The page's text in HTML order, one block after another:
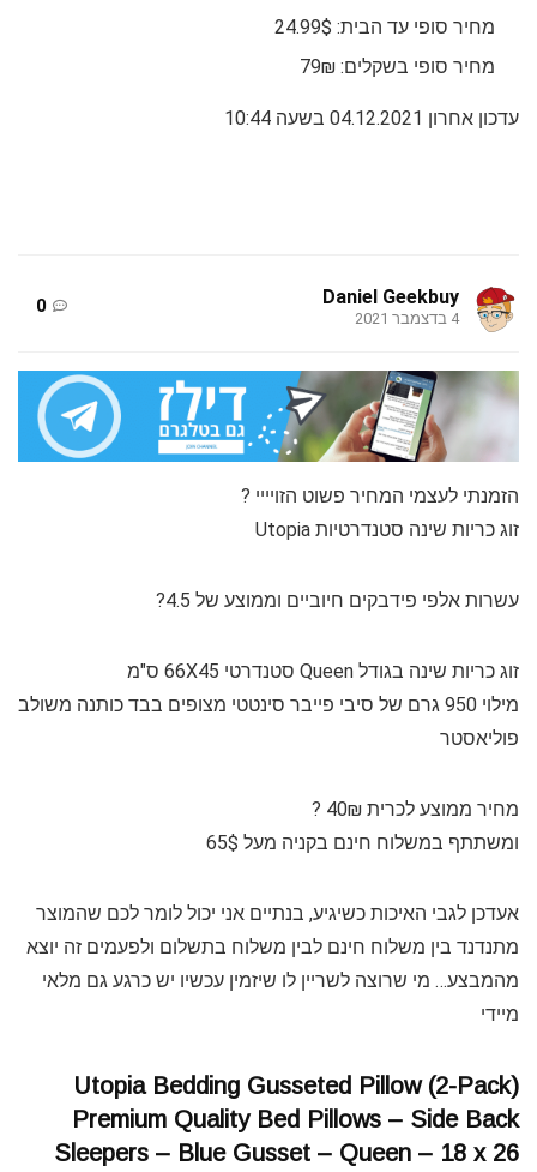
מחיר סופי עד הבית: 24.99$
מחיר סופי בשקלים: 79₪
עדכון אחרון 04.12.2021 בשעה 10:44
Daniel Geekbuy
4 בדצמבר 2021
0
הזמנתי לעצמי המחיר פשוט הזויייי ?
זוג כריות שינה סטנדרטיות Utopia
עשרות אלפי פידבקים חיוביים וממוצע של 4.5?
זוג כריות שינה בגודל Queen סטנדרטי 66X45 ס"מ
מילוי 950 גרם של סיבי פייבר סינטטי מצופים בבד כותנה משולב
פוליאסטר
מחיר ממוצע לכרית 40₪ ?
ומשתתף במשלוח חינם בקניה מעל 65$
אעדכן לגבי האיכות כשיגיע, בנתיים אני יכול לומר לכם שהמוצר
מתנדנד בין משלוח חינם לבין משלוח בתשלום ולפעמים זה יוצא
מהמבצע… מי שרוצה לשריין לו שיזמין עכשיו יש כרגע גם מלאי
מיידי
Utopia Bedding Gusseted Pillow (2-Pack)
Premium Quality Bed Pillows – Side Back
Sleepers – Blue Gusset – Queen – 18 x 26